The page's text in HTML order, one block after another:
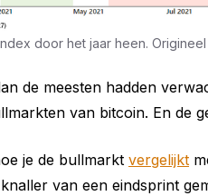
door het jaar heen. Origineel
de meesten hadden
van bitcoin. En de
je de bullmarkt vergelijkt
van een eindsprint